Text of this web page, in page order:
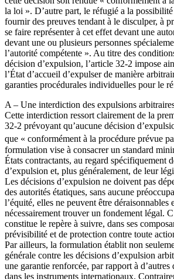
la loi ». D’autre part, le réfugié a la possibilité
fournir des preuves tendant à le disculper, à
se faire représenter à cet effet devant une
devant une ou plusieurs personnes
l’autorité compétente ». Au titre des
décision d’expulsion, l’article 32-2 impose
l’État d’accueil d’expulser de manière
garanties procédurales individuelles pour le
A – Une interdiction des expulsions
Cette interdiction ressort clairement de la
32-2 prévoyant qu’aucune décision
que « conformément à la procédure prévue
formulation vise à consacrer un standard
États contractants, au regard spécifiquement
d’expulsion et, plus généralement, de leur
Les décisions d’expulsion ne doivent pas
des autorités étatiques, sans aucune
l’équité, elles ne peuvent être déraisonnables
nécessairement trouver un fondement légal.
constitue le repère à suivre, dans ses
prévisibilité et de protection contre toute
Par ailleurs, la formulation établit non
générale contre les décisions d’expulsion
une garantie renforcée, par rapport à
dans les instruments internationaux.